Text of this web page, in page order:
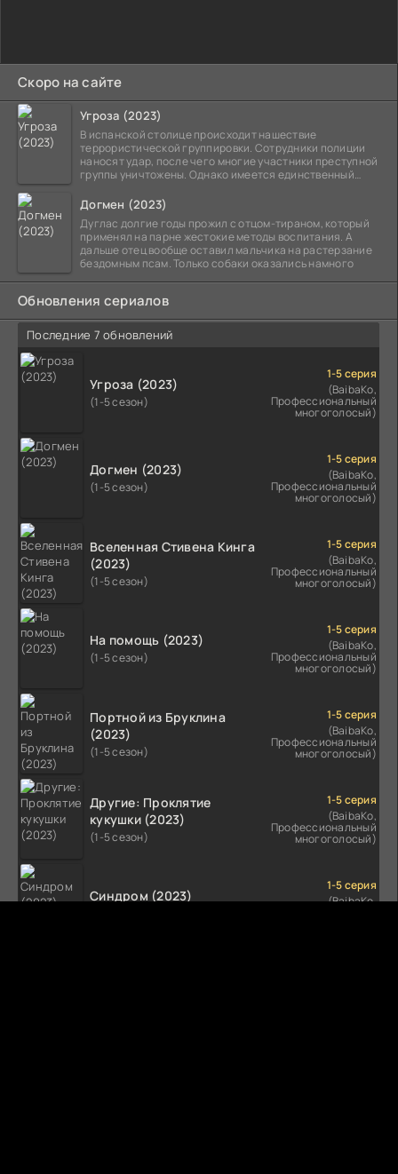
Скоро на сайте
Угроза (2023)
В испанской столице происходит нашествие
террористической группировки. Сотрудники полиции
наносят удар, после чего многие участники преступной
группы уничтожены. Однако имеется единственный
Догмен (2023)
Дуглас долгие годы прожил с отцом-тираном, который
применял на парне жестокие методы воспитания. А
дальше отец вообще оставил мальчика на растерзание
бездомным псам. Только собаки оказались намного
Обновления сериалов
Последние 7 обновлений
Угроза (2023)
(1-5 сезон)
1-5 серия
(BaibaKo,
Профессиональный
многоголосый)
Догмен (2023)
(1-5 сезон)
1-5 серия
(BaibaKo,
Профессиональный
многоголосый)
Вселенная Стивена Кинга
(2023)
(1-5 сезон)
1-5 серия
(BaibaKo,
Профессиональный
многоголосый)
На помощь (2023)
(1-5 сезон)
1-5 серия
(BaibaKo,
Профессиональный
многоголосый)
Портной из Бруклина
(2023)
(1-5 сезон)
1-5 серия
(BaibaKo,
Профессиональный
многоголосый)
Другие: Проклятие
кукушки (2023)
(1-5 сезон)
1-5 серия
(BaibaKo,
Профессиональный
многоголосый)
Синдром (2023)
1-5 серия
(BaibaKo,